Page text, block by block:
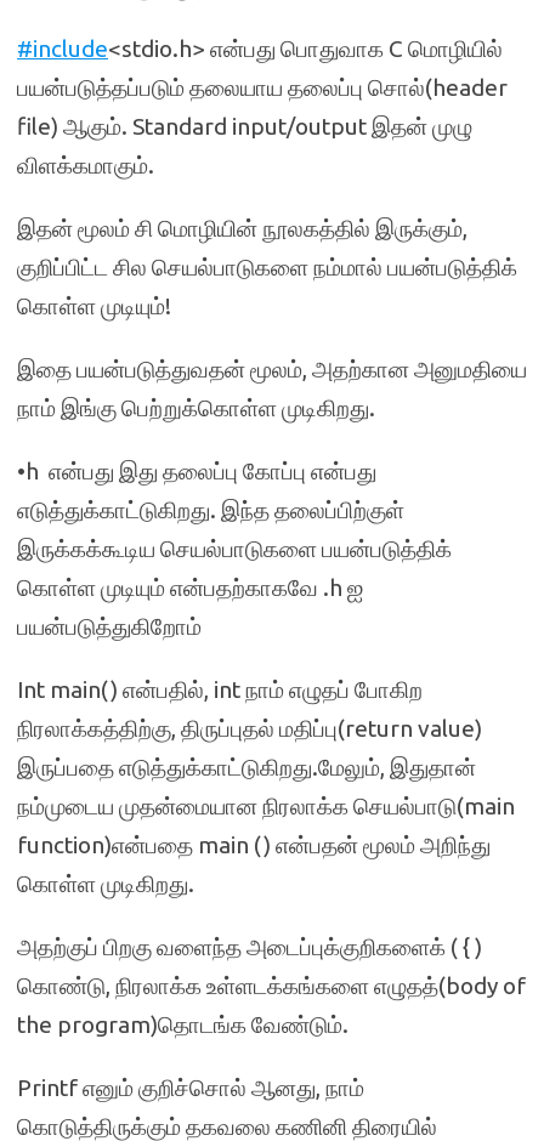
#include<stdio.h> என்பது பொதுவாக C மொழியில்
பயன்படுத்தப்படும் தலையாய தலைப்பு சொல்(header
file) ஆகும். Standard input/output இதன் முழு
விளக்கமாகும்.
இதன் மூலம் சி மொழியின் நூலகத்தில் இருக்கும்,
குறிப்பிட்ட சில செயல்பாடுகளை நம்மால் பயன்படுத்திக்
கொள்ள முடியும்!
இதை பயன்படுத்துவதன் மூலம், அதற்கான அனுமதியை
நாம் இங்கு பெற்றுக்கொள்ள முடிகிறது.
•h என்பது இது தலைப்பு கோப்பு என்பது
எடுத்துக்காட்டுகிறது. இந்த தலைப்பிற்குள்
இருக்கக்கூடிய செயல்பாடுகளை பயன்படுத்திக்
கொள்ள முடியும் என்பதற்காகவே .h ஐ
பயன்படுத்துகிறோம்
Int main() என்பதில், int நாம் எழுதப் போகிற
நிரலாக்கத்திற்கு, திருப்புதல் மதிப்பு(return value)
இருப்பதை எடுத்துக்காட்டுகிறது.மேலும், இதுதான்
நம்முடைய முதன்மையான நிரலாக்க செயல்பாடு(main
function)என்பதை main () என்பதன் மூலம் அறிந்து
கொள்ள முடிகிறது.
அதற்குப் பிறகு வளைந்த அடைப்புக்குறிகளைக் ( { )
கொண்டு, நிரலாக்க உள்ளடக்கங்களை எழுதத்(body of
the program)தொடங்க வேண்டும்.
Printf எனும் குறிச்சொல் ஆனது, நாம்
கொடுத்திருக்கும் தகவலை கணினி திரையில்